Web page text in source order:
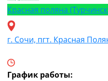
Красная поляна
г. Сочи, пгт. Красная
График работы: